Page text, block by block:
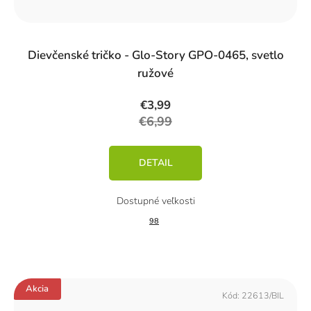
Dievčenské tričko - Glo-Story GPO-0465, svetlo
ružové
€3,99
€6,99
DETAIL
98
Akcia
Kód: 22613/BIL